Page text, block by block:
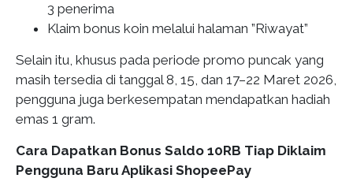
3 penerima
Klaim bonus koin melalui halaman ”Riwayat”
Selain itu, khusus pada periode promo puncak yang
masih tersedia di tanggal 8, 15, dan 17–22 Maret 2026,
pengguna juga berkesempatan mendapatkan hadiah
emas 1 gram.
Cara Dapatkan Bonus Saldo 10RB Tiap Diklaim
Pengguna Baru Aplikasi ShopeePay